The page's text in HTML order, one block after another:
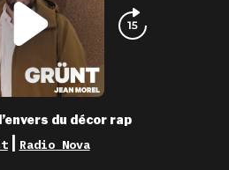
du décor rap
Radio Nova